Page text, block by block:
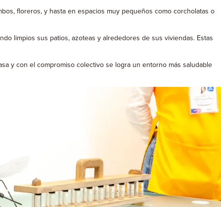
floreros, y hasta en espacios muy pequeños como corcholatas o
limpios sus patios, azoteas y alrededores de sus viviendas. Estas
y con el compromiso colectivo se logra un entorno más saludable